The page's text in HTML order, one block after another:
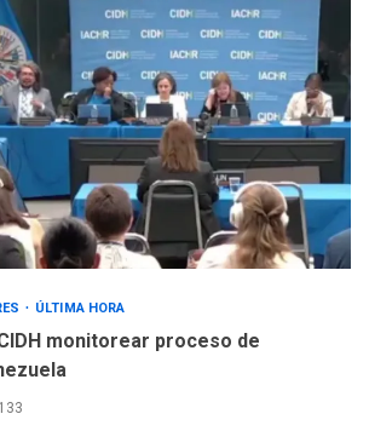
ÚLTIMA HORA
monitorear proceso de
133